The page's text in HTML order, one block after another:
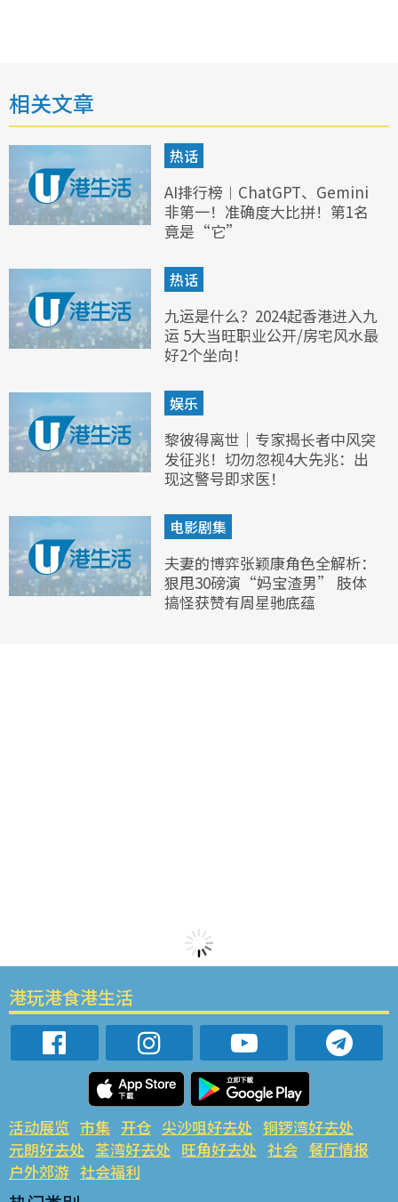
相关文章
热话
AI排行榜︱ChatGPT、Gemini
非第一！准确度大比拼！第1名
竟是“它”
热话
九运是什么？2024起香港进入九
运 5大当旺职业公开/房宅风水最
好2个坐向！
娱乐
黎彼得离世｜专家揭长者中风突
发征兆！切勿忽视4大先兆：出
现这警号即求医！
电影剧集
夫妻的博弈张颖康角色全解析：
狠甩30磅演“妈宝渣男” 肢体
搞怪获赞有周星驰底蕴
港玩港食港生活
活动展览 市集 开仓 尖沙咀好去处 铜锣湾好去处
元朗好去处 荃湾好去处 旺角好去处 社会 餐厅情报
户外郊游 社会福利